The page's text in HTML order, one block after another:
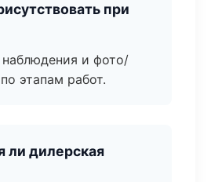
при
наблюдения и фото/
этапам работ.
ли дилерская